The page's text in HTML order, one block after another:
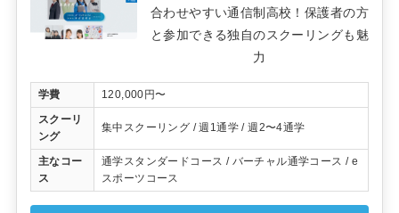
合わせやすい通信制高校！保護者の方
と参加できる独自のスクーリングも魅
力
学費
120,000円〜
スクーリ
ング
集中スクーリング / 週1通学 / 週2〜4通学
主なコー
ス
通学スタンダードコース / バーチャル通学コース / e
スポーツコース